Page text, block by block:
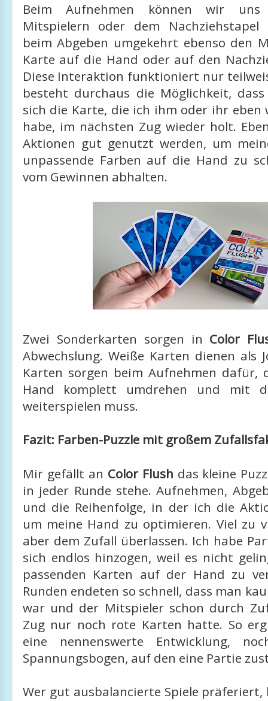
Beim Aufnehmen können wir
Mitspielern oder dem Nachziehstapel
beim Abgeben umgekehrt ebenso den
Karte auf die Hand oder auf den
Diese Interaktion funktioniert nur
besteht durchaus die Möglichkeit,
sich die Karte, die ich ihm oder ihr eben
habe, im nächsten Zug wieder holt.
Aktionen gut genutzt werden, um
unpassende Farben auf die Hand zu
vom Gewinnen abhalten.
Zwei Sonderkarten sorgen in Color
Abwechslung. Weiße Karten dienen als
Karten sorgen beim Aufnehmen dafür,
Hand komplett umdrehen und mit
weiterspielen muss.
Fazit: Farben-Puzzle mit großem
Mir gefällt an Color Flush das kleine
in jeder Runde stehe. Aufnehmen,
und die Reihenfolge, in der ich die
um meine Hand zu optimieren. Viel zu
aber dem Zufall überlassen. Ich habe
sich endlos hinzogen, weil es nicht
passenden Karten auf der Hand zu
Runden endeten so schnell, dass man
war und der Mitspieler schon durch
Zug nur noch rote Karten hatte. So
eine nennenswerte Entwicklung,
Spannungsbogen, auf den eine Partie
Wer gut ausbalancierte Spiele präferiert,